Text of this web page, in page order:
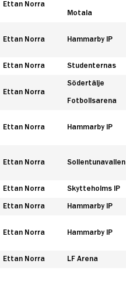
Ettan Norra
Motala
Ettan Norra Hammarby IP
Ettan Norra Studenternas
Ettan Norra
Södertälje
Fotbollsarena
Ettan Norra Hammarby IP
Ettan Norra Sollentunavallen
Ettan Norra Skytteholms IP
Ettan Norra Hammarby IP
Ettan Norra Hammarby IP
Ettan Norra LF Arena